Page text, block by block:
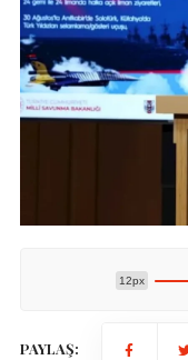
12px
PAYLAŞ: